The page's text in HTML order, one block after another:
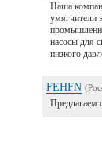
Наша
умягчители
насосы для
низкого
FEHFN
Предлагаем